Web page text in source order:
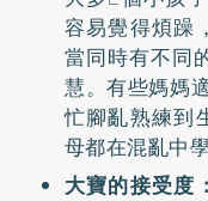
容易覺得煩躁
當同時有不同
慧。有些媽媽
忙腳亂熟練到
母都在混亂中
大寶的接受度：